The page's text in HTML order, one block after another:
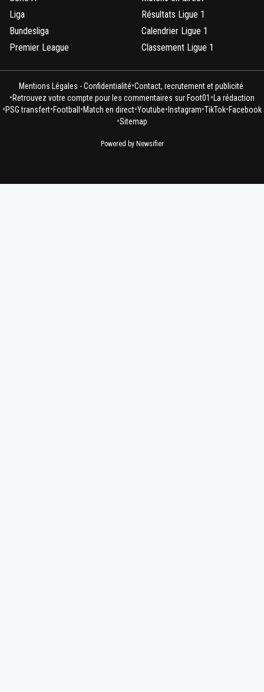
Liga
Bundesliga
Premier League
Résultats Ligue 1
Calendrier Ligue 1
Classement Ligue 1
Mentions Légales - Confidentialité•Contact, recrutement et publicité
•Retrouvez votre compte pour les commentaires sur Foot01 • La rédaction
•PSG transfert•Football •Match en direct•Youtube• Instagram•TikTok•Facebook
•Sitemap
Powered by Newsifier